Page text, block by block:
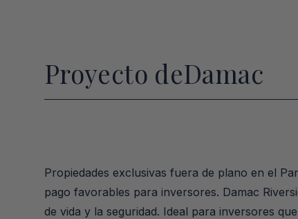
Proyecto deDamac
Propiedades exclusivas fuera de plano en el
pago favorables para inversores. Damac
de vida y la seguridad. Ideal para inversores